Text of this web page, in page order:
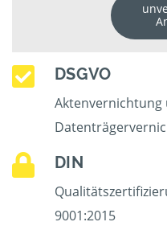
DSGVO
Aktenvernichtung
DIN
9001:2015